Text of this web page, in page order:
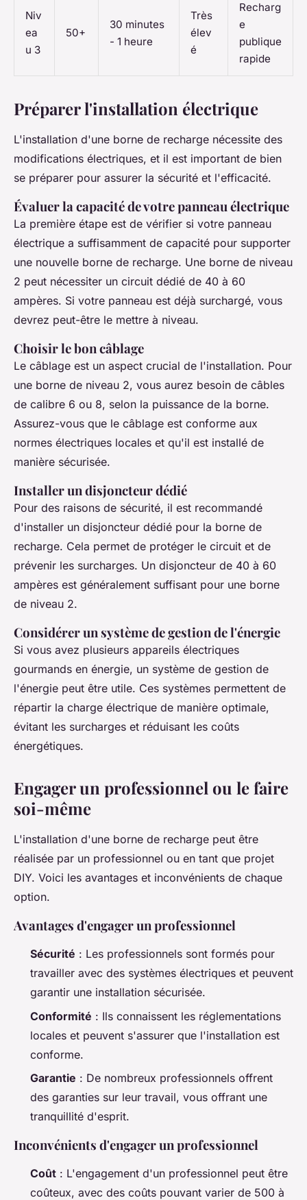
Niv
ea
u 3
50+
30 minutes
- 1 heure
Très
élev
é
Recharg
e
publique
rapide
Préparer l'installation électrique
L'installation d'une borne de recharge nécessite des
modifications électriques, et il est important de bien
se préparer pour assurer la sécurité et l'efficacité.
Évaluer la capacité de votre panneau électrique
La première étape est de vérifier si votre panneau
électrique a suffisamment de capacité pour supporter
une nouvelle borne de recharge. Une borne de niveau
2 peut nécessiter un circuit dédié de 40 à 60
ampères. Si votre panneau est déjà surchargé, vous
devrez peut-être le mettre à niveau.
Choisir le bon câblage
Le câblage est un aspect crucial de l'installation. Pour
une borne de niveau 2, vous aurez besoin de câbles
de calibre 6 ou 8, selon la puissance de la borne.
Assurez-vous que le câblage est conforme aux
normes électriques locales et qu'il est installé de
manière sécurisée.
Installer un disjoncteur dédié
Pour des raisons de sécurité, il est recommandé
d'installer un disjoncteur dédié pour la borne de
recharge. Cela permet de protéger le circuit et de
prévenir les surcharges. Un disjoncteur de 40 à 60
ampères est généralement suffisant pour une borne
de niveau 2.
Considérer un système de gestion de l'énergie
Si vous avez plusieurs appareils électriques
gourmands en énergie, un système de gestion de
l'énergie peut être utile. Ces systèmes permettent de
répartir la charge électrique de manière optimale,
évitant les surcharges et réduisant les coûts
énergétiques.
Engager un professionnel ou le faire
soi-même
L'installation d'une borne de recharge peut être
réalisée par un professionnel ou en tant que projet
DIY. Voici les avantages et inconvénients de chaque
option.
Avantages d'engager un professionnel
Sécurité : Les professionnels sont formés pour
travailler avec des systèmes électriques et peuvent
garantir une installation sécurisée.
Conformité : Ils connaissent les réglementations
locales et peuvent s'assurer que l'installation est
conforme.
Garantie : De nombreux professionnels offrent
des garanties sur leur travail, vous offrant une
tranquillité d'esprit.
Inconvénients d'engager un professionnel
Coût : L'engagement d'un professionnel peut être
coûteux, avec des coûts pouvant varier de 500 à